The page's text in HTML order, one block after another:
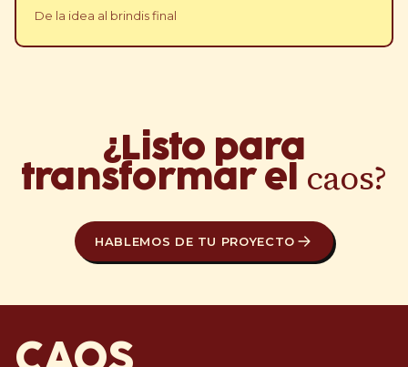
De la idea al brindis final
¿Listo para
transformar el
caos?
HABLEMOS DE TU PROYECTO